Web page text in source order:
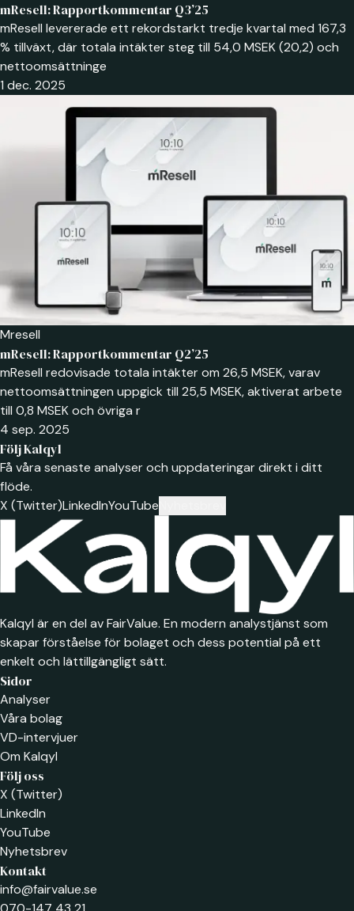
mResell: Rapportkommentar Q3’25
mResell levererade ett rekordstarkt tredje kvartal med 167,3
% tillväxt, där totala intäkter steg till 54,0 MSEK (20,2) och
nettoomsättninge
1 dec. 2025
Mresell
mResell: Rapportkommentar Q2’25
mResell redovisade totala intäkter om 26,5 MSEK, varav
nettoomsättningen uppgick till 25,5 MSEK, aktiverat arbete
till 0,8 MSEK och övriga r
4 sep. 2025
Följ Kalqyl
Få våra senaste analyser och uppdateringar direkt i ditt
flöde.
X (Twitter)LinkedInYouTube
Kalqyl är en del av FairValue. En modern analystjänst som
skapar förståelse för bolaget och dess potential på ett
enkelt och lättillgängligt sätt.
Sidor
Analyser
Våra bolag
VD-intervjuer
Om Kalqyl
Följ oss
X (Twitter)
LinkedIn
YouTube
Nyhetsbrev
Kontakt
info@fairvalue.se